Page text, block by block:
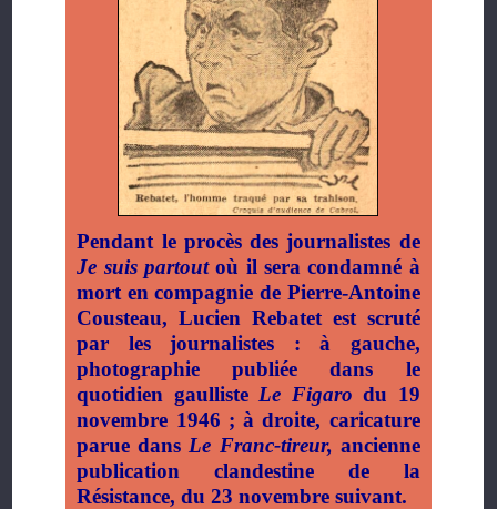
Pendant le procès des journalistes de
Je suis partoutoù il sera condamné à
mort en compagnie de Pierre-Antoine
Cousteau, Lucien Rebatet est scruté
par les journalistes : à gauche,
photographie publiée dans le
quotidien gaulliste Le Figaro du 19
novembre 1946 ; à droite, caricature
parue dans Le Franc-tireur, ancienne
publication clandestine de la
Résistance, du 23 novembre suivant.